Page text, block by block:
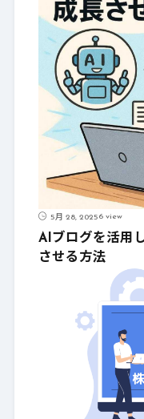
5月 28, 20256 view
AIブログを活用
させる方法